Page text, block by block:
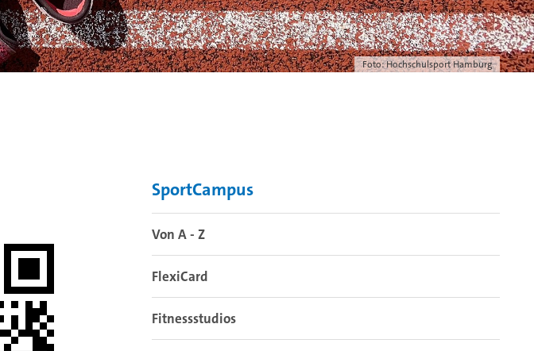
Foto: Hochschulsport Hamburg
SportCampus
Von A - Z
FlexiCard
Fitnessstudios